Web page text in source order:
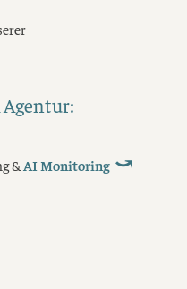
& AI Monitoring